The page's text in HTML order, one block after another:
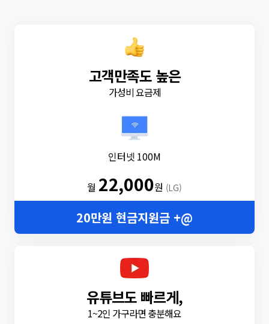
고객만족도 높은
가성비 요금제
인터넷 100M
월 22,000원 (LG)
20만원 현금지원금 +@
유튜브도 빠르게,
1~2인 가구라면 충분해요